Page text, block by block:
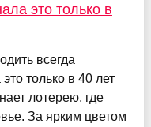
это только в
всегда
только в 40 лет
лотерею, где
За ярким цветом